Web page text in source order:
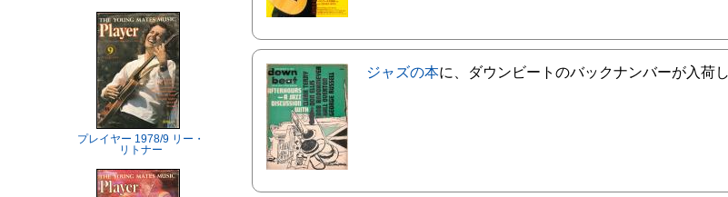
プレイヤー 1978/9 リー・
リトナー
ジャズの本に、ダウンビートのバックナンバーが入荷し